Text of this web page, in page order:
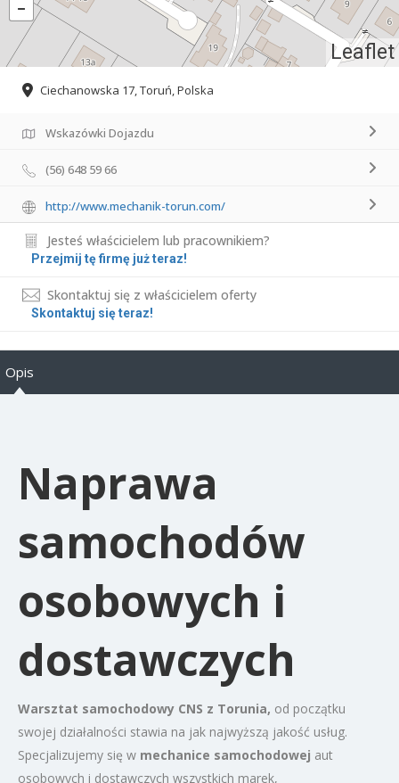
Leaflet
Ciechanowska 17, Toruń, Polska
Wskazówki Dojazdu
(56) 648 59 66
http://www.mechanik-torun.com/
Jesteś właścicielem lub pracownikiem?
Przejmij tę firmę już teraz!
Skontaktuj się z właścicielem oferty
Skontaktuj się teraz!
Opis
Naprawa
samochodów
osobowych i
dostawczych
Warsztat samochodowy CNS z Torunia, od początku
swojej działalności stawia na jak najwyższą jakość usług.
Specjalizujemy się w mechanice samochodowej aut
osobowych i dostawczych wszystkich marek,